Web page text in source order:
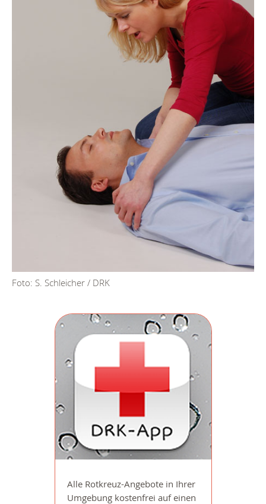
Foto: S. Schleicher / DRK
Alle Rotkreuz-Angebote in Ihrer
Umgebung kostenfrei auf einen